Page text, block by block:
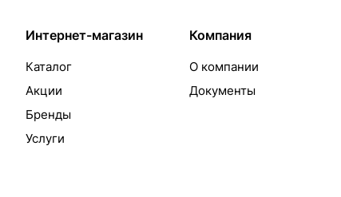
Интернет-магазин
Каталог
Акции
Бренды
Услуги
Компания
О компании
Документы